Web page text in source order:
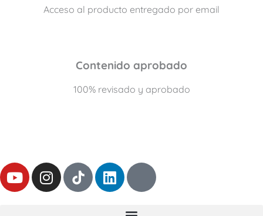
Acceso al producto entregado por email
Contenido aprobado
100% revisado y aprobado
Y
o
I
n
L
i
T